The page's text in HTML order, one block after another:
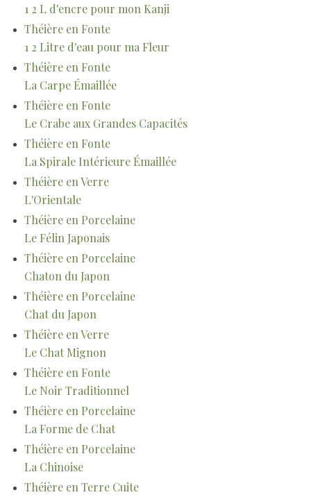
1 2 L d'encre pour mon Kanji
Théière en Fonte
1 2 Litre d'eau pour ma Fleur
Théière en Fonte
La Carpe Émaillée
Théière en Fonte
Le Crabe aux Grandes Capacités
Théière en Fonte
La Spirale Intérieure Émaillée
Théière en Verre
L'Orientale
Théière en Porcelaine
Le Félin Japonais
Théière en Porcelaine
Chaton du Japon
Théière en Porcelaine
Chat du Japon
Théière en Verre
Le Chat Mignon
Théière en Fonte
Le Noir Traditionnel
Théière en Porcelaine
La Forme de Chat
Théière en Porcelaine
La Chinoise
Théière en Terre Cuite